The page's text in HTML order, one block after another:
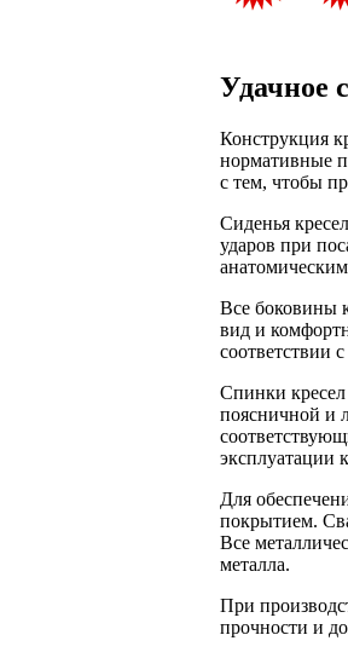
Удачное
Конструкция
нормативные
с тем, чтобы
Сиденья
ударов при
Все боковины
вид и
соответствии
Спинки
поясничной и
эксплуатации
Для
покрытием.
Все
металла.
При
прочности и